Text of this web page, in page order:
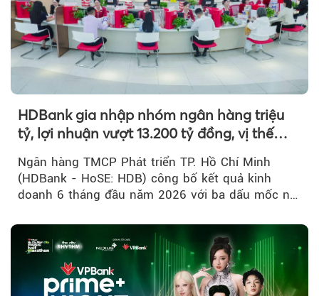
HDBank gia nhập nhóm ngân hàng triệu
tỷ, lợi nhuận vượt 13.200 tỷ đồng, vị thế
mới trên thị trường vốn quốc tế
Ngân hàng TMCP Phát triển TP. Hồ Chí Minh
(HDBank - HoSE: HDB) công bố kết quả kinh
doanh 6 tháng đầu năm 2026 với ba dấu mốc nổi